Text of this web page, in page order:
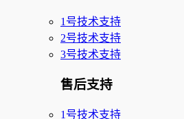
1号技术支持
2号技术支持
3号技术支持
售后支持
1号技术支持